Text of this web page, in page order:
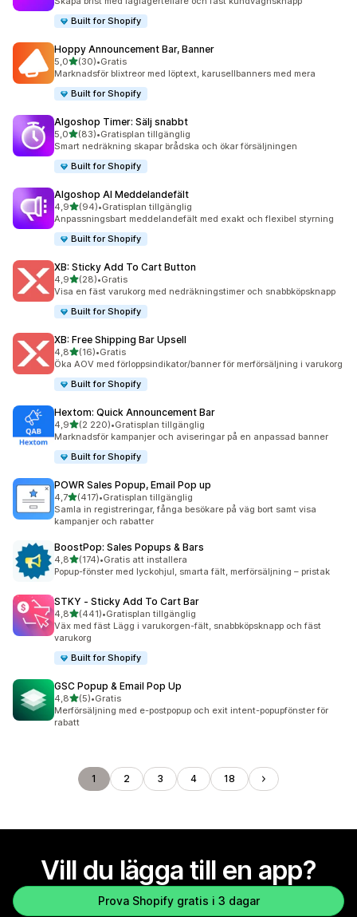
Built for Shopify
Hoppy Announcement Bar, Banner
5,0av 5 stjärnor
(30)
30 recensioner totalt
•Gratis
Marknadsför blixtreor med löptext, karusellbanners med mera
Built for Shopify
Algoshop Timer: Sälj snabbt
5,0av 5 stjärnor
(83)
83 recensioner totalt
•Gratisplan tillgänglig
Smart nedräkning skapar brådska och ökar försäljningen
Built for Shopify
Algoshop AI Meddelandefält
4,9av 5 stjärnor
(94)
94 recensioner totalt
•Gratisplan tillgänglig
Anpassningsbart meddelandefält med exakt och flexibel styrning
Built for Shopify
XB: Sticky Add To Cart Button
4,9av 5 stjärnor
(28)
28 recensioner totalt
•Gratis
Visa en fäst varukorg med nedräkningstimer och snabbköpsknapp
Built for Shopify
XB: Free Shipping Bar Upsell
4,8av 5 stjärnor
(16)
16 recensioner totalt
•Gratis
Öka AOV med förloppsindikator/banner för merförsäljning i varukorg
Built for Shopify
Hextom: Quick Announcement Bar
4,9av 5 stjärnor
(2 220)
2220 recensioner totalt
•Gratisplan tillgänglig
Marknadsför kampanjer och aviseringar på en anpassad banner
Built for Shopify
POWR Sales Popup, Email Pop up
4,7av 5 stjärnor
(417)
417 recensioner totalt
•Gratisplan tillgänglig
Samla in registreringar, fånga besökare på väg bort samt visa
kampanjer och rabatter
BoostPop: Sales Popups & Bars
4,8av 5 stjärnor
(174)
174 recensioner totalt
•Gratis att installera
Popup-fönster med lyckohjul, smarta fält, merförsäljning – pristak
STKY ‑ Sticky Add To Cart Bar
4,8av 5 stjärnor
(441)
441 recensioner totalt
•Gratisplan tillgänglig
Väx med fäst Lägg i varukorgen-fält, snabbköpsknapp och fäst
varukorg
Built for Shopify
GSC Popup & Email Pop Up
4,8av 5 stjärnor
(5)
5 recensioner totalt
•Gratis
Merförsäljning med e-postpopup och exit intent-popupfönster för
rabatt
1 2 3 4 18
Vill du lägga till en app?
Prova Shopify gratis i 3 dagar